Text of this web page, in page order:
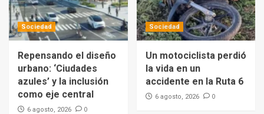
Sociedad
Repensando el diseño
urbano: ‘Ciudades
azules’ y la inclusión
como eje central
6 agosto, 2026 0
Sociedad
Un motociclista perdió
la vida en un
accidente en la Ruta 6
6 agosto, 2026 0